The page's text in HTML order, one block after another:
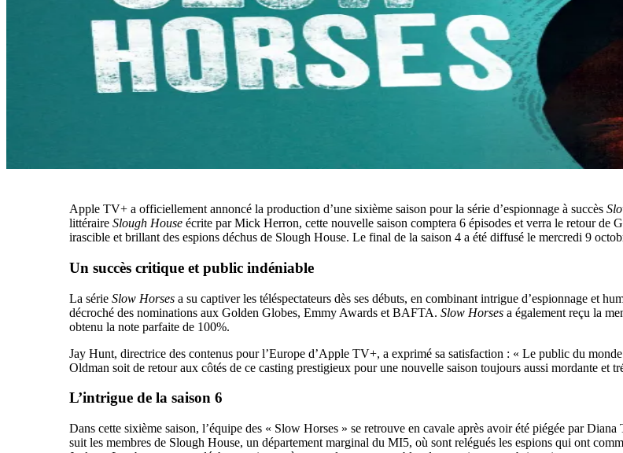
Apple TV+ a officiellement annoncé la production d’une sixième saison pour la série d’espionnage à succès
littéraire Slough House écrite par Mick Herron, cette nouvelle saison comptera 6 épisodes et verra le retour de
irascible et brillant des espions déchus de Slough House. Le final de la saison 4 a été diffusé le mercredi 9
Un succès critique et public indéniable
La série Slow Horses a su captiver les téléspectateurs dès ses débuts, en combinant intrigue d’espionnage et
décroché des nominations aux Golden Globes, Emmy Awards et BAFTA. Slow Horses a également reçu la
obtenu la note parfaite de 100%.
Jay Hunt, directrice des contenus pour l’Europe d’Apple TV+, a exprimé sa satisfaction : « Le public du
Oldman soit de retour aux côtés de ce casting prestigieux pour une nouvelle saison toujours aussi mordante et
L’intrigue de la saison 6
Dans cette sixième saison, l’équipe des « Slow Horses » se retrouve en cavale après avoir été piégée par
suit les membres de Slough House, un département marginal du MI5, où sont relégués les espions qui ont